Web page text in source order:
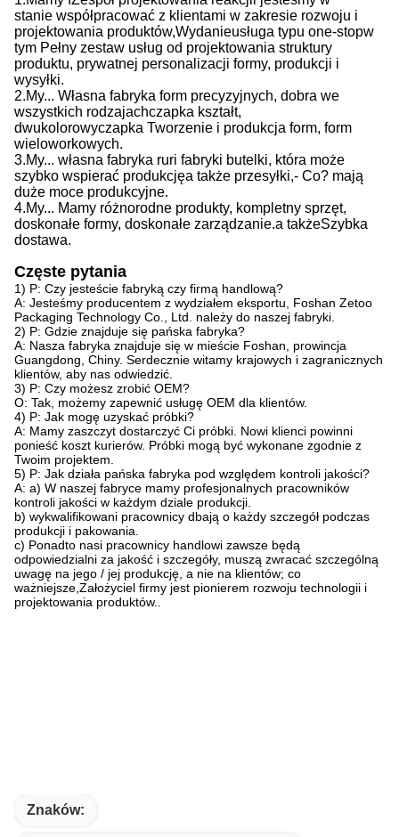
stanie współpracować z klientami w zakresie rozwoju i
projektowania produktów,Wydanieusługa typu one-stopw
tym Pełny zestaw usług od projektowania struktury
produktu, prywatnej personalizacji formy, produkcji i
wysyłki.
2.My... Własna fabryka form precyzyjnych, dobra we
wszystkich rodzajachczapka kształt,
dwukolorowyczapka Tworzenie i produkcja form, form
wieloworkowych.
3.My... własna fabryka ruri fabryki butelki, która może
szybko wspierać produkcjęa także przesyłki,- Co? mają
duże moce produkcyjne.
4.My... Mamy różnorodne produkty, kompletny sprzęt,
doskonałe formy, doskonałe zarządzanie.a takżeSzybka
dostawa.
Częste pytania
1) P: Czy jesteście fabryką czy firmą handlową?
A: Jesteśmy producentem z wydziałem eksportu, Foshan Zetoo
Packaging Technology Co., Ltd. należy do naszej fabryki.
2) P: Gdzie znajduje się pańska fabryka?
A: Nasza fabryka znajduje się w mieście Foshan, prowincja
Guangdong, Chiny. Serdecznie witamy krajowych i zagranicznych
klientów, aby nas odwiedzić.
3) P: Czy możesz zrobić OEM?
O: Tak, możemy zapewnić usługę OEM dla klientów.
4) P: Jak mogę uzyskać próbki?
A: Mamy zaszczyt dostarczyć Ci próbki. Nowi klienci powinni
ponieść koszt kurierów. Próbki mogą być wykonane zgodnie z
Twoim projektem.
5) P: Jak działa pańska fabryka pod względem kontroli jakości?
A: a) W naszej fabryce mamy profesjonalnych pracowników
kontroli jakości w każdym dziale produkcji.
b) wykwalifikowani pracownicy dbają o każdy szczegół podczas
produkcji i pakowania.
c) Ponadto nasi pracownicy handlowi zawsze będą
odpowiedzialni za jakość i szczegóły, muszą zwracać szczególną
uwagę na jego / jej produkcję, a nie na klientów; co
ważniejsze,Założyciel firmy jest pionierem rozwoju technologii i
projektowania produktów..
Znaków: